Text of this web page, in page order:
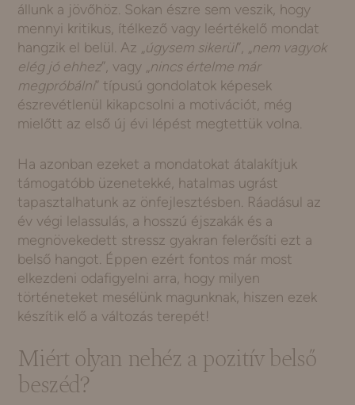
állunk a jövőhöz. Sokan észre sem veszik, hogy
mennyi kritikus, ítélkező vagy leértékelő mondat
hangzik el belül. Az „úgysem sikerül”, „nem vagyok
elég jó ehhez”, vagy „nincs értelme már
megpróbálni” típusú gondolatok képesek
észrevétlenül kikapcsolni a motivációt, még
mielőtt az első új évi lépést megtettük volna.
Ha azonban ezeket a mondatokat átalakítjuk
támogatóbb üzenetekké, hatalmas ugrást
tapasztalhatunk az önfejlesztésben. Ráadásul az
év végi lelassulás, a hosszú éjszakák és a
megnövekedett stressz gyakran felerősíti ezt a
belső hangot. Éppen ezért fontos már most
elkezdeni odafigyelni arra, hogy milyen
történeteket mesélünk magunknak, hiszen ezek
készítik elő a változás terepét!
Miért olyan nehéz a pozitív belső
beszéd?